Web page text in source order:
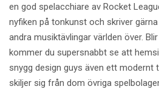
en god spelacchiare av Rocket
nyfiken på tonkunst och skriver
andra musiktävlingar världen över.
kommer du supersnabbt se att
snygg design guys även ett modernt
skiljer sig från dom övriga